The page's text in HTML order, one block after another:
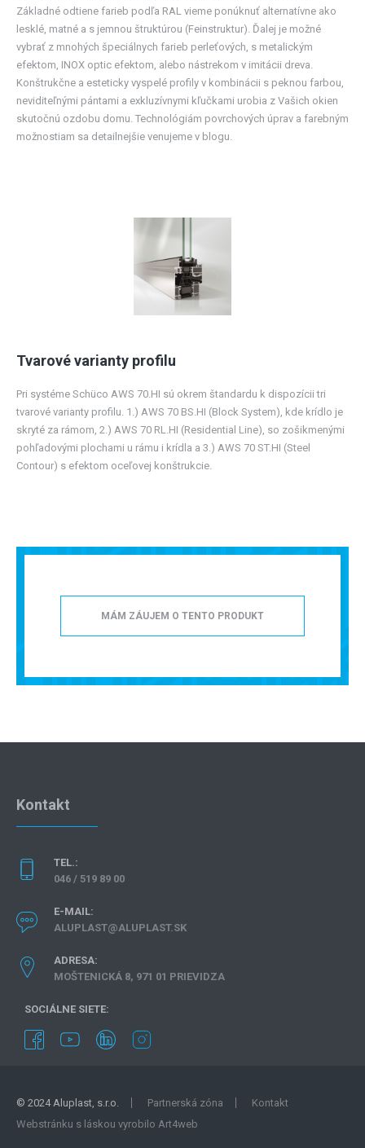
Základné odtiene farieb podľa RAL vieme ponúknuť alternatívne ako
lesklé, matné a s jemnou štruktúrou (Feinstruktur). Ďalej je možné
vybrať z mnohých špeciálnych farieb perleťových, s metalickým
efektom, INOX optic efektom, alebo nástrekom v imitácii dreva.
Konštrukčne a esteticky vyspelé profily v kombinácii s peknou farbou,
neviditeľnými pántami a exkluzívnymi kľučkami urobia z Vašich okien
skutočnú ozdobu domu. Technológiám povrchových úprav a farebným
možnostiam sa detailnejšie venujeme v blogu.
Tvarové varianty profilu
Pri systéme Schüco AWS 70.HI sú okrem štandardu k dispozícii tri
tvarové varianty profilu. 1.) AWS 70 BS.HI (Block System), kde krídlo je
skryté za rámom, 2.) AWS 70 RL.HI (Residential Line), so zošikmenými
pohľadovými plochami u rámu i krídla a 3.) AWS 70 ST.HI (Steel
Contour) s efektom oceľovej konštrukcie.
MÁM ZÁUJEM O TENTO PRODUKT
Kontakt
TEL.:
046 / 519 89 00
E-MAIL:
ALUPLAST@ALUPLAST.SK
ADRESA:
MOŠTENICKÁ 8, 971 01 PRIEVIDZA
SOCIÁLNE SIETE:
© 2024 Aluplast, s.r.o. Partnerská zóna
Kontakt
Webstránku s láskou vyrobilo Art4web